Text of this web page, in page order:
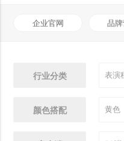
企业官网 品
行业分类
颜色搭配